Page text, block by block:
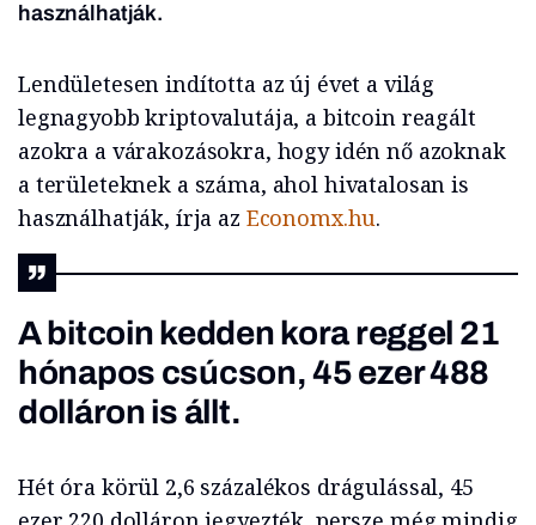
használhatják.
Lendületesen indította az új évet a világ
legnagyobb kriptovalutája, a bitcoin reagált
azokra a várakozásokra, hogy idén nő azoknak
a területeknek a száma, ahol hivatalosan is
használhatják, írja az Economx.hu.
A bitcoin kedden kora reggel 21
hónapos csúcson, 45 ezer 488
dolláron is állt.
Hét óra körül 2,6 százalékos drágulással, 45